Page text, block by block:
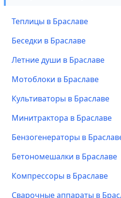
Теплицы в Браславе
Беседки в Браславе
Летние души в Браславе
Мотоблоки в Браславе
Культиваторы в Браславе
Минитрактора в Браславе
Бензогенераторы в
Бетономешалки в Браславе
Компрессоры в Браславе
Сварочные аппараты в